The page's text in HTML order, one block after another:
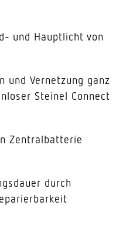
und Hauptlicht von
und Vernetzung ganz
Steinel Connect
Zentralbatterie
durch